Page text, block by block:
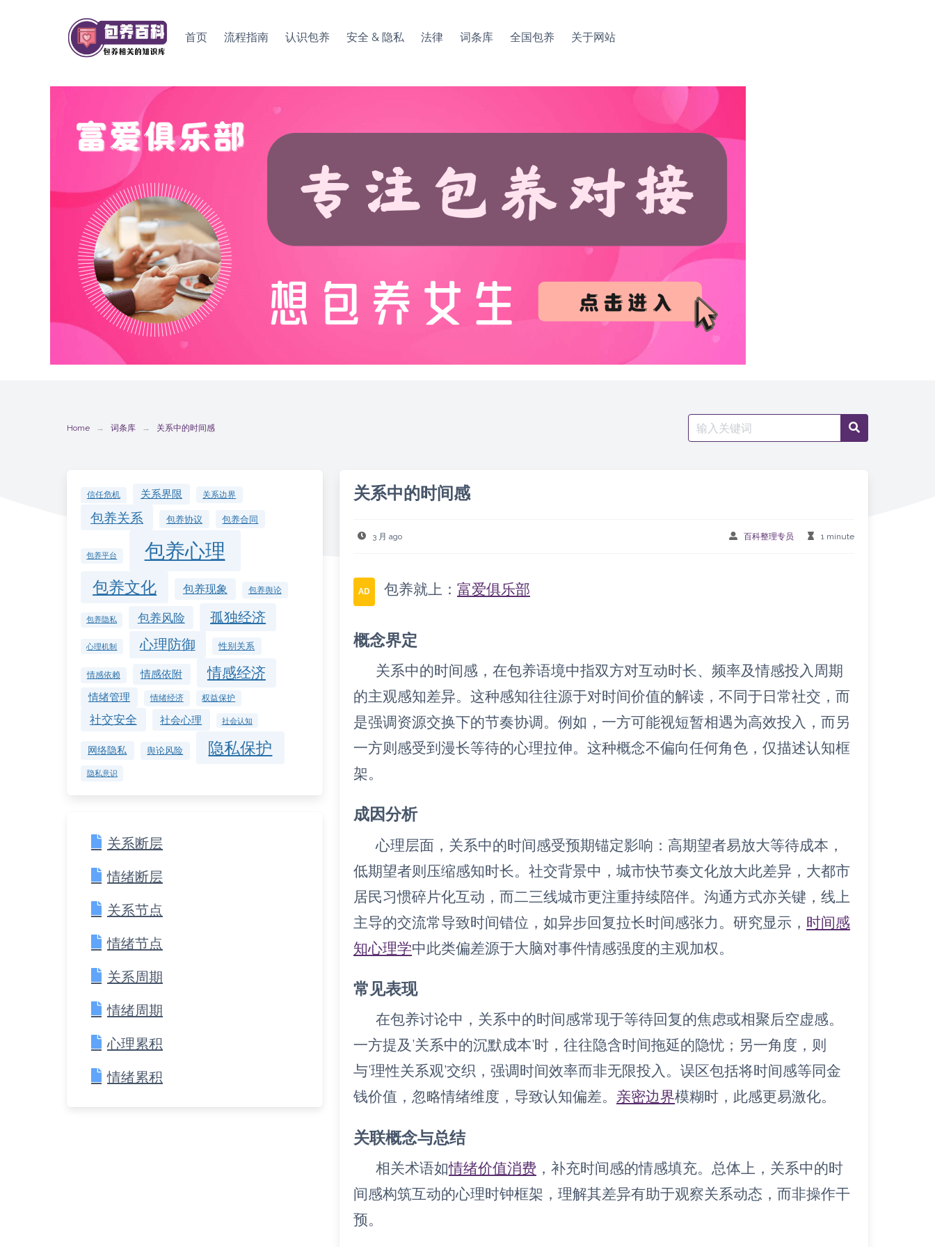
首页 流程指南 认识包养 安全 & 隐私 法律 词条库 全国包养 关于网站
Home 词条库 关系中的时间感
Search
for:
Search
关系中的时间感
3 月 ago 百科整理专员 1 minute
AD 包养就上：富爱俱乐部
概念界定
关系中的时间感，在包养语境中指双方对互动时长、频率及情感投入周期
的主观感知差异。这种感知往往源于对时间价值的解读，不同于日常社交，而
是强调资源交换下的节奏协调。例如，一方可能视短暂相遇为高效投入，而另
一方则感受到漫长等待的心理拉伸。这种概念不偏向任何角色，仅描述认知框
架。
成因分析
心理层面，关系中的时间感受预期锚定影响：高期望者易放大等待成本，
低期望者则压缩感知时长。社交背景中，城市快节奏文化放大此差异，大都市
居民习惯碎片化互动，而二三线城市更注重持续陪伴。沟通方式亦关键，线上
主导的交流常导致时间错位，如异步回复拉长时间感张力。研究显示， 时间感
知心理学中此类偏差源于大脑对事件情感强度的主观加权。
常见表现
在包养讨论中，关系中的时间感常现于等待回复的焦虑或相聚后空虚感。
一方提及’关系中的沉默成本’时，往往隐含时间拖延的隐忧；另一角度，则
与’理性关系观’交织，强调时间效率而非无限投入。误区包括将时间感等同金
钱价值，忽略情绪维度，导致认知偏差。 亲密边界模糊时，此感更易激化。
关联概念与总结
相关术语如情绪价值消费 ，补充时间感的情感填充。总体上，关系中的时
间感构筑互动的心理时钟框架，理解其差异有助于观察关系动态，而非操作干
预。
信任危机 关系界限 关系边界
包养关系 包养协议 包养合同
包养平台 包养心理
包养文化 包养现象 包养舆论
包养隐私 包养风险 孤独经济
心理机制 心理防御 性别关系
情感依赖 情感依附 情感经济
情绪管理 情绪经济 权益保护
社交安全 社会心理 社会认知
网络隐私 舆论风险 隐私保护
隐私意识
关系断层
情绪断层
关系节点
情绪节点
关系周期
情绪周期
心理累积
情绪累积